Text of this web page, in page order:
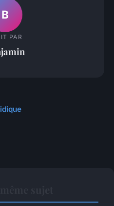
B
PAR